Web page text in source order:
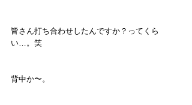
皆さん打ち合わせしたんですか？ってくら
い…。笑
背中か〜。